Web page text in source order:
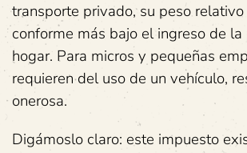
transporte privado, su peso
conforme más bajo el ingreso de la
hogar. Para micros y pequeñas
requieren del uso de un vehículo,
onerosa.
Digámoslo claro: este impuesto